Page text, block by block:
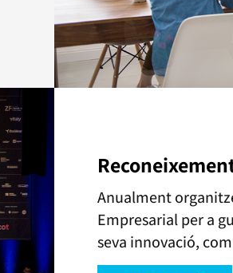
Anualment
Empresarial per a
seva innovació,